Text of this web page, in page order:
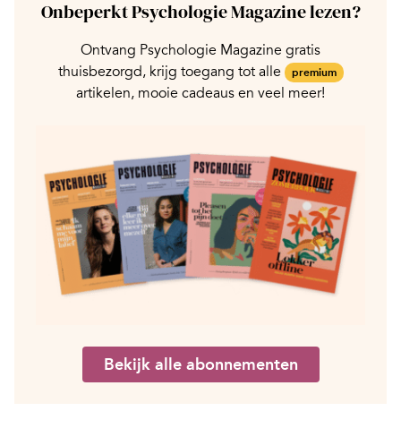
Onbeperkt Psychologie Magazine lezen?
Ontvang Psychologie Magazine gratis
thuisbezorgd, krijg toegang tot alle
premium
artikelen, mooie cadeaus en veel meer!
Bekijk alle abonnementen